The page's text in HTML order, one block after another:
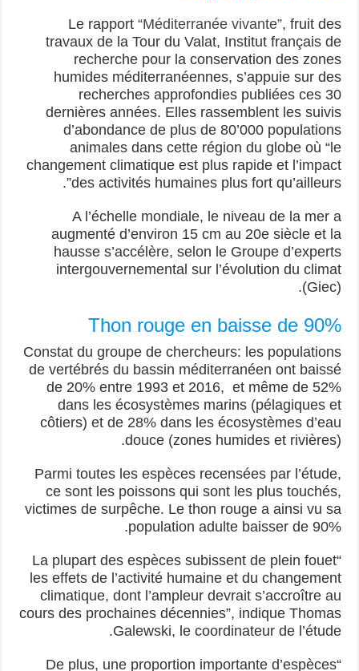
Le rapport“Méditerranée vivante”, fruit des
travaux de la Tour du Valat, Institut français de
recherche pour la conservation des zones
humides méditerranéennes, s’appuie sur des
recherches approfondies publiées ces 30
dernières années. Elles rassemblent les suivis
d’abondance de plus de 80’000 populations
animales dans cette région du globe où “le
changement climatique est plus rapide et l’impact
des activités humaines plus fort qu’ailleurs”.
A l’échelle mondiale, le niveau de la mer a
augmenté d’environ 15 cm au 20e siècle et la
hausse s’accélère, selon le Groupe d’experts
intergouvernemental sur l’évolution du climat
(Giec).
Thon rouge en baisse de 90%
Constat du groupe de chercheurs: les populations
de vertébrés du bassin méditerranéen ont baissé
de 20% entre 1993 et 2016, et même de 52%
dans les écosystèmes marins (pélagiques et
côtiers) et de 28% dans les écosystèmes d’eau
douce (zones humides et rivières).
Parmi toutes les espèces recensées par l’étude,
ce sont les poissons qui sont les plus touchés,
victimes de surpêche. Le thon rouge a ainsi vu sa
population adulte baisser de 90%.
“La plupart des espèces subissent de plein fouet
les effets de l’activité humaine et du changement
climatique, dont l’ampleur devrait s’accroître au
cours des prochaines décennies”, indique Thomas
Galewski, le coordinateur de l’étude.
“De plus, une proportion importante d’espèces